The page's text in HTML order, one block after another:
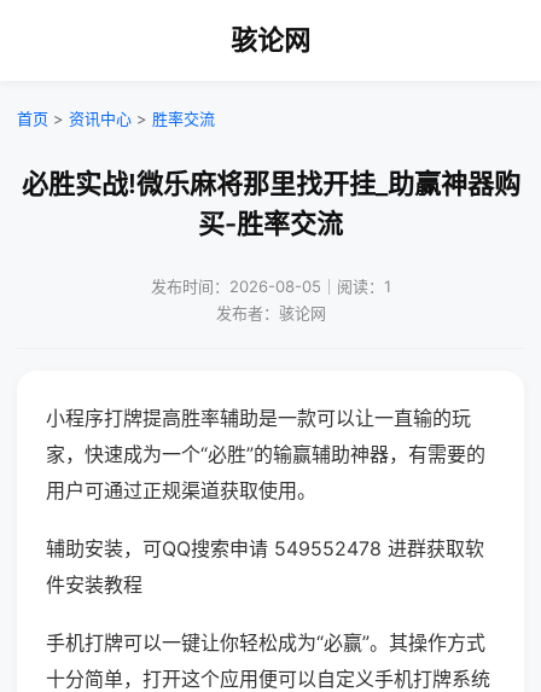
骇论网
首页 > 资讯中心 > 胜率交流
必胜实战!微乐麻将那里找开挂_助赢神器购
买-胜率交流
发布时间：2026-08-05｜阅读：1
发布者：骇论网
小程序打牌提高胜率辅助是一款可以让一直输的玩
家，快速成为一个“必胜”的输赢辅助神器，有需要的
用户可通过正规渠道获取使用。
辅助安装，可QQ搜索申请 549552478 进群获取软
件安装教程
手机打牌可以一键让你轻松成为“必赢”。其操作方式
十分简单，打开这个应用便可以自定义手机打牌系统